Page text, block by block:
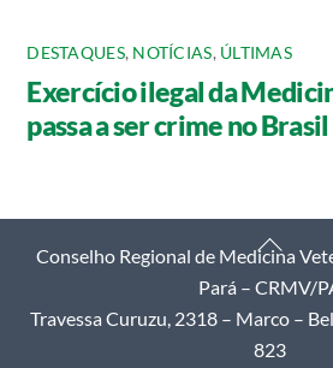
DESTAQUES, NOTÍCIAS, ÚLTIMAS
Exercício ilegal da
passa a ser crime no Brasil
Back
To
Top
Conselho Regional de Medicina
Pará – CRMV/
Travessa Curuzu, 2318 – Marco –
823